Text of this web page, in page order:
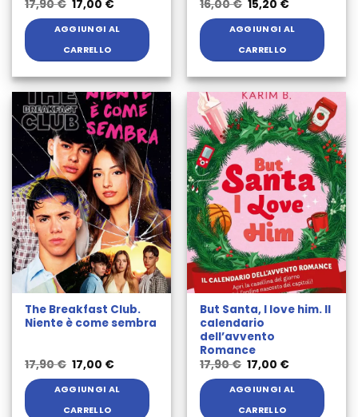
17,90€ Il
prezzo
originale
era:
17,90 €.
17,00 €Il
attuale
è:
17,00 €.
AGGIUNGI AL
CARRELLO
16,00€ Il
prezzo
originale
era:
16,00 €.
15,20 €Il
attuale
è:
15,20 €.
AGGIUNGI AL
CARRELLO
The Breakfast Club.
Niente è come sembra
17,90€ Il
prezzo
originale
era:
17,90 €.
17,00 €Il
attuale
è:
17,00 €.
AGGIUNGI AL
CARRELLO
But Santa, I love him. Il
calendario
dell’avvento
Romance
17,90€ Il
prezzo
originale
era:
17,90 €.
17,00 €Il
attuale
è:
17,00 €.
AGGIUNGI AL
CARRELLO